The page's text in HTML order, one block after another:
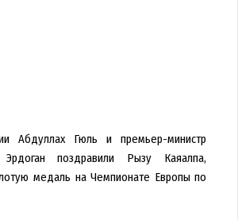
Абдуллах Гюль и премьер-министр
поздравили Рызу Каяалпа,
медаль на Чемпионате Европы по